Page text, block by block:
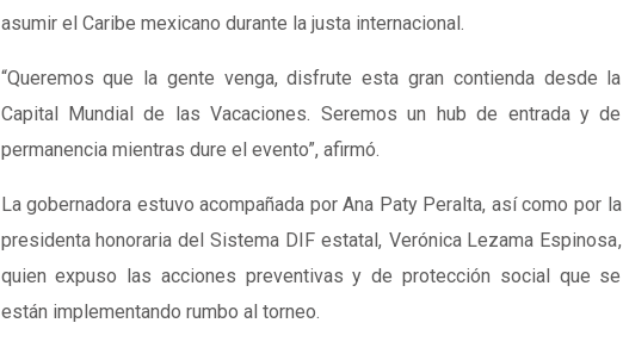
asumir el Caribe mexicano durante la justa internacional.
“Queremos que la gente venga, disfrute esta gran contienda desde la
Capital Mundial de las Vacaciones. Seremos un hub de entrada y de
permanencia mientras dure el evento”, afirmó.
La gobernadora estuvo acompañada porAna Paty Peralta, así como por la
presidenta honoraria del Sistema DIF estatal, Verónica Lezama Espinosa,
quien expuso las acciones preventivas y de protección social que se
están implementando rumbo al torneo.